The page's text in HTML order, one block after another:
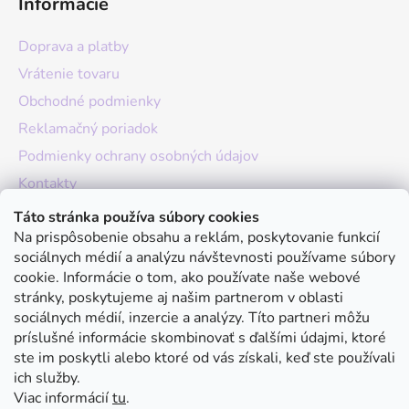
Táto stránka používa súbory cookies
Na prispôsobenie obsahu a reklám, poskytovanie funkcií
sociálnych médií a analýzu návštevnosti používame súbory
cookie. Informácie o tom, ako používate naše webové
stránky, poskytujeme aj našim partnerom v oblasti
sociálnych médií, inzercie a analýzy. Títo partneri môžu
príslušné informácie skombinovať s ďalšími údajmi, ktoré
ste im poskytli alebo ktoré od vás získali, keď ste používali
ich služby.
Viac informáciítu.
Doprava a platby
Vrátenie tovaru
Obchodné podmienky
Reklamačný poriadok
Podmienky ochrany osobných údajov
Kontakty
O nás
Hodnotenie obchodu
Moja objednávka
Instagram